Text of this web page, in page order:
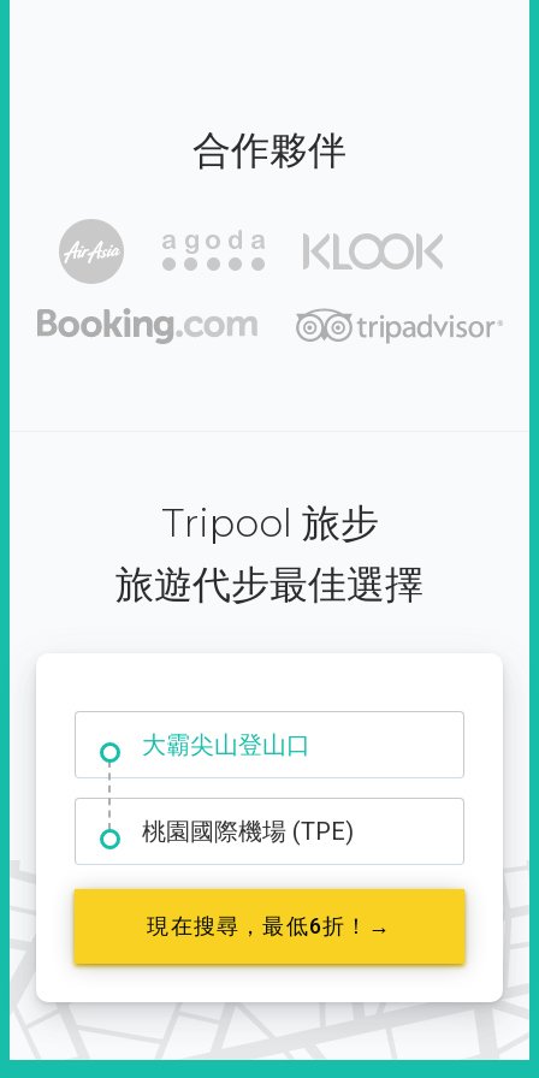
合作夥伴
Tripool 旅步
旅遊代步最佳選擇
大霸尖山登山口
桃園國際機場 (TPE)
現在搜尋，最低6折！→